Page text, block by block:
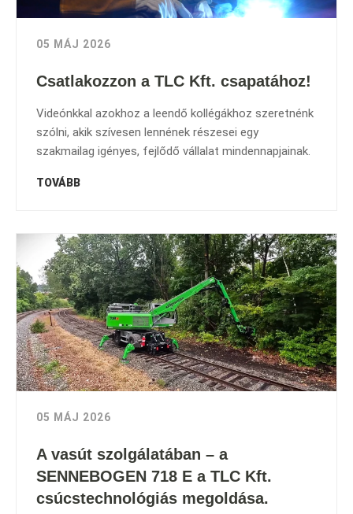
05 MÁJ 2026
Csatlakozzon a TLC Kft. csapatához!
Videónkkal azokhoz a leendő kollégákhoz szeretnénk
szólni, akik szívesen lennének részesei egy
szakmailag igényes, fejlődő vállalat mindennapjainak.
TOVÁBB
05 MÁJ 2026
A vasút szolgálatában – a
SENNEBOGEN 718 E a TLC Kft.
csúcstechnológiás megoldása.